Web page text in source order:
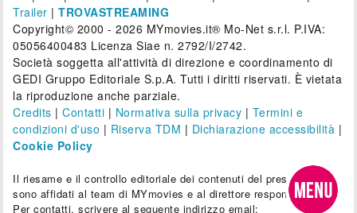
Trailer |TROVASTREAMING
Copyright© 2000 - 2026 MYmovies.it® Mo-Net s.r.l. P.IVA:
05056400483 Licenza Siae n. 2792/I/2742.
Società soggetta all'attività di direzione e coordinamento di
GEDI Gruppo Editoriale S.p.A. Tutti i diritti riservati. È vietata
la riproduzione anche parziale.
Credits |Contatti | Normativa sulla privacy | Termini e
condizioni d'uso | Riserva TDM | Dichiarazione accessibilità |
Cookie Policy
Il riesame e il controllo editoriale dei contenuti del presente sito
sono affidati al team di MYmovies e al direttore responsabile.
Per contatti, scrivere al seguente indirizzo email: